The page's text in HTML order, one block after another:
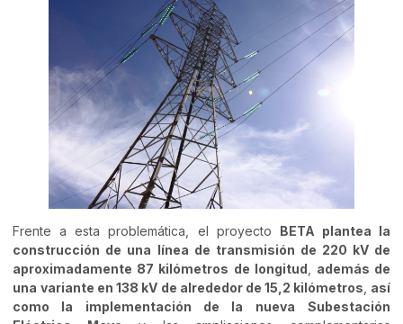
Frente a esta problemática, el proyecto
BETA plantea la
construcción de una
línea de transmisión de 220 kV de
aproximadamente 87 kilómetros de longitud , además de
una variante en 138 kV de alrededor de 15,2 kilómetros, así
como la implementación de la nueva
Subestación